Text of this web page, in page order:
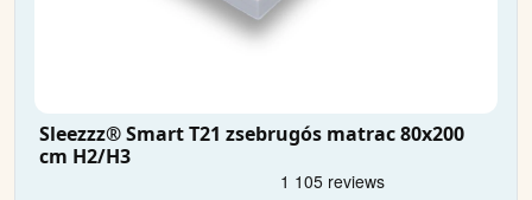
Sleezzz® Smart T21 zsebrugós matrac 80x200
cm H2/H3